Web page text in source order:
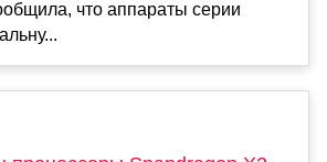
что аппараты серии